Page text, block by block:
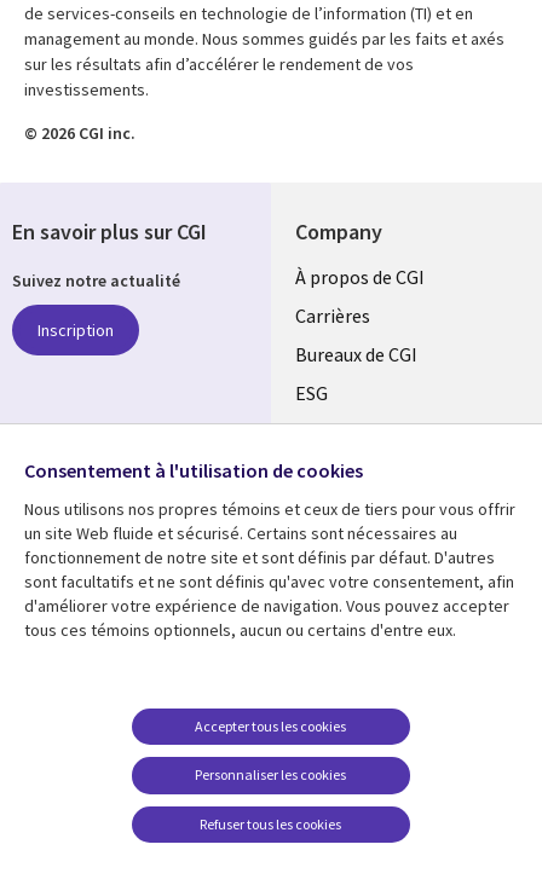
de services-conseils en technologie de l’information (TI) et en
management au monde. Nous sommes guidés par les faits et axés
sur les résultats afin d’accélérer le rendement de vos
investissements.
© 2026 CGI inc.
Company
Useful
links
CANADA
FR
À propos de CGI
Carrières
Bureaux de CGI
ESG
Alliances
Ressources
Library
CANADA
Articles
Communiqués
Points de vue
Support
Legal
FR
Restrictions et
Confidentialité
Accessibilité
Centre de gestion des
témoins
En savoir plus sur CGI
Suivez notre actualité
Inscription
Media
CANADA
Consentement à l'utilisation de cookies
Nous utilisons nos propres témoins et ceux de tiers pour vous offrir
un site Web fluide et sécurisé. Certains sont nécessaires au
fonctionnement de notre site et sont définis par défaut. D'autres
sont facultatifs et ne sont définis qu'avec votre consentement, afin
d'améliorer votre expérience de navigation. Vous pouvez accepter
tous ces témoins optionnels, aucun ou certains d'entre eux.
Personnaliser les cookies
Accepter tous les cookies
Refuser tous les cookies